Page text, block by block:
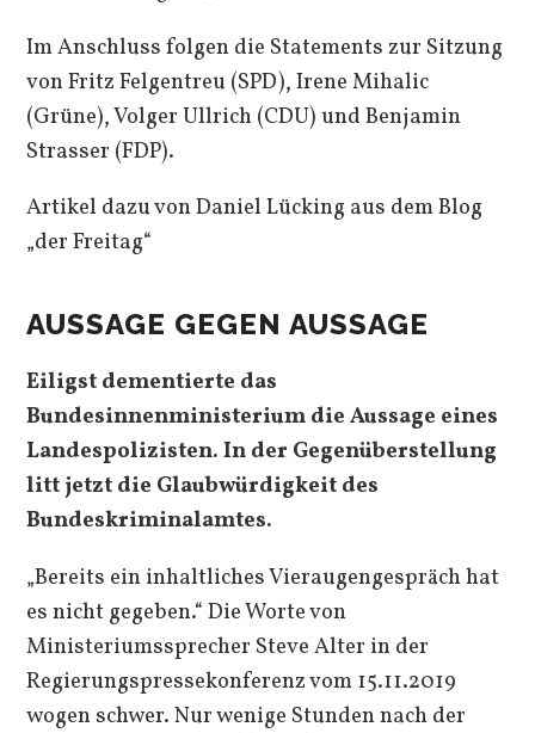
Im Anschluss folgen die Statements zur Sitzung
von Fritz Felgentreu (SPD), Irene Mihalic
(Grüne), Volger Ullrich (CDU) und Benjamin
Strasser (FDP).
Artikel dazu von Daniel Lücking aus dem Blog
„der Freitag“
AUSSAGE GEGEN AUSSAGE
Eiligst dementierte das
Bundesinnenministerium die Aussage eines
Landespolizisten. In der Gegenüberstellung
litt jetzt die Glaubwürdigkeit des
Bundeskriminalamtes.
„Bereits ein inhaltliches Vieraugengespräch hat
es nicht gegeben.“ Die Worte von
Ministeriumssprecher Steve Alter in der
Regierungspressekonferenz vom 15.11.2019
wogen schwer. Nur wenige Stunden nach der